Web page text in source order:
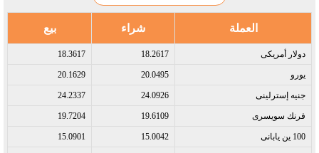
العملة شراء بيع
دولار أمريكى​ 18.2617
18.3617
يورو​ 20.0495
20.1629
جنيه إسترلينى​ 24.0926
24.2337
فرنك سويسرى​ 19.6109
19.7204
100 ين يابانى​ 15.0042
15.0901